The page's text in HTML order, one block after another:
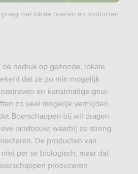
met lokale boeren en producten
nadruk op gezonde, lokale
dat ze zo min mogelijk
en kunstmatige geur-
zo veel mogelijk vermijden.
Boerschappen bij wil dragen
landbouw, waarbij ze streng
De producten van
per se biologisch, maar dat
n produceren